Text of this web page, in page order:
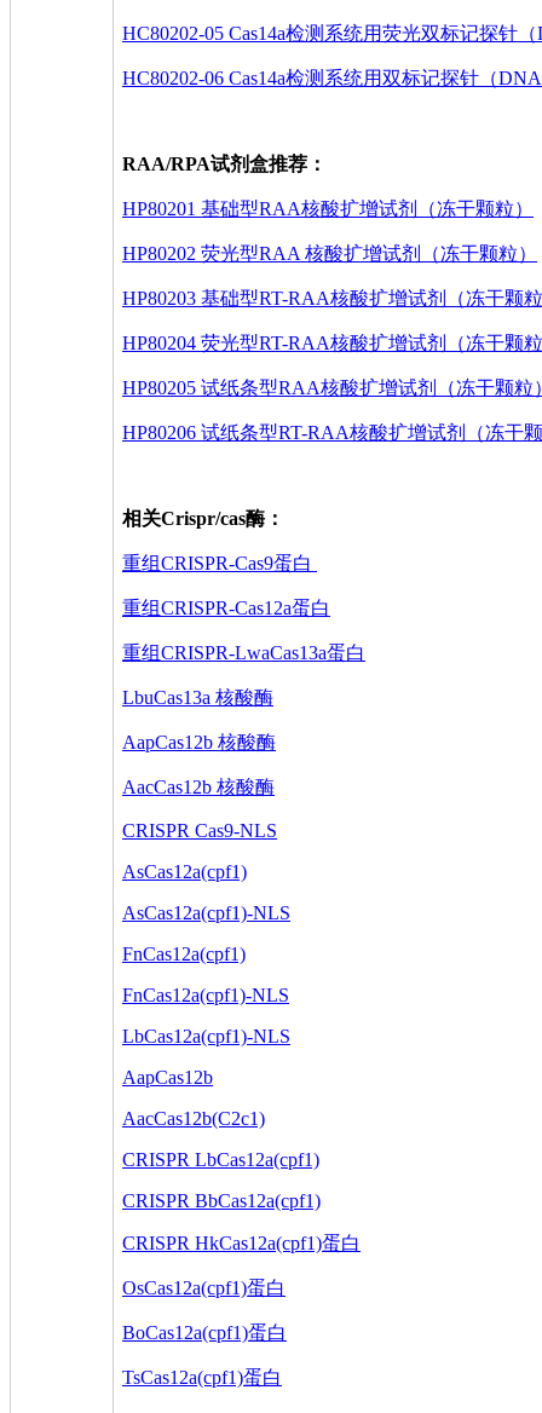
HC80202-05 Cas14a检测系统用荧光双标记探针
HC80202-06 Cas14a检测系统用双标记探针（
RAA/RPA试剂盒推荐：
HP80201 基础型RAA核酸扩增试剂（冻干颗粒）
HP80202 荧光型RAA 核酸扩增试剂（冻干颗粒）
HP80203 基础型RT-RAA核酸扩增试剂（冻干颗
HP80204 荧光型RT-RAA核酸扩增试剂（冻干颗
HP80205 试纸条型RAA核酸扩增试剂（冻干颗粒
HP80206 试纸条型RT-RAA核酸扩增试剂（冻干
相关Crispr/cas酶：
重组CRISPR-Cas9蛋白
重组CRISPR-Cas12a蛋白
重组CRISPR-LwaCas13a蛋白
LbuCas13a 核酸酶
AapCas12b 核酸酶
AacCas12b 核酸酶
CRISPR Cas9-NLS
AsCas12a(cpf1)
AsCas12a(cpf1)-NLS
FnCas12a(cpf1)
FnCas12a(cpf1)-NLS
LbCas12a(cpf1)-NLS
AapCas12b
AacCas12b(C2c1)
CRISPR LbCas12a(cpf1)
CRISPR BbCas12a(cpf1)
CRISPR HkCas12a(cpf1)蛋白
OsCas12a(cpf1)蛋白
BoCas12a(cpf1)蛋白
TsCas12a(cpf1)蛋白